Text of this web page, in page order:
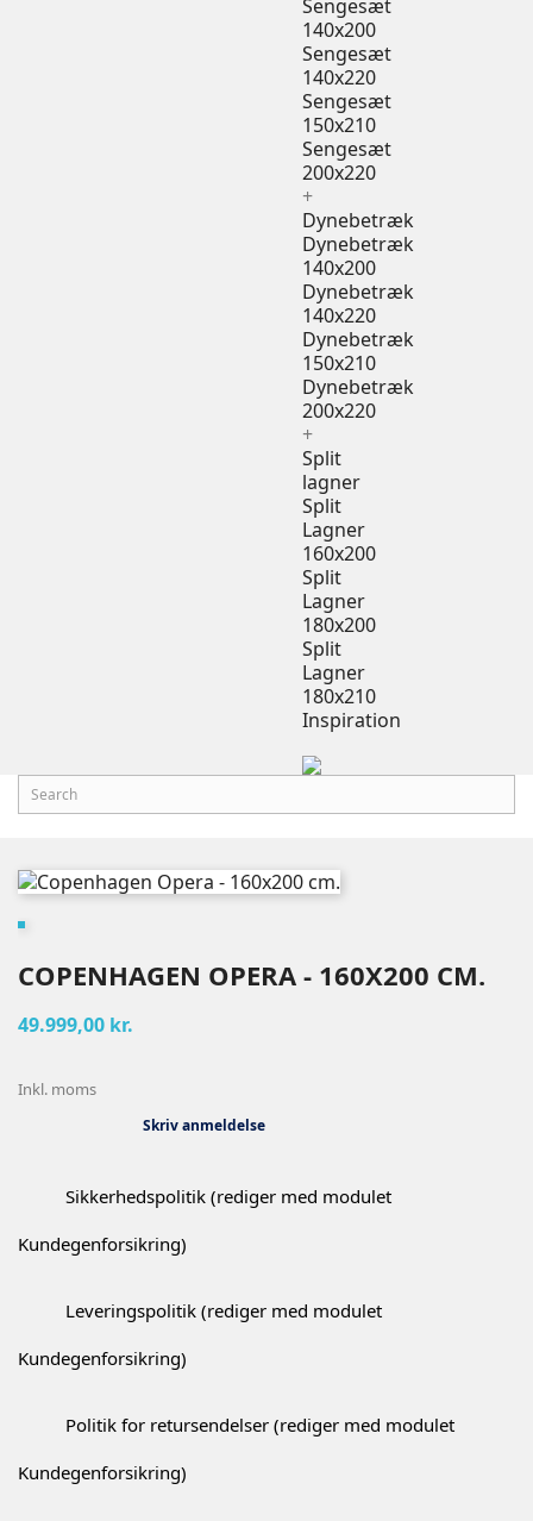
Sengesæt
140x200
Sengesæt
140x220
Sengesæt
150x210
Sengesæt
200x220
+
Dynebetræk
Dynebetræk
140x200
Dynebetræk
140x220
Dynebetræk
150x210
Dynebetræk
200x220
+
Split
lagner
Split
Lagner
160x200
Split
Lagner
180x200
Split
Lagner
180x210
Inspiration
COPENHAGEN OPERA - 160X200 CM.
49.999,00 kr.
Inkl. moms
Skriv anmeldelse
Sikkerhedspolitik (rediger med modulet
Kundegenforsikring)
Leveringspolitik (rediger med modulet
Kundegenforsikring)
Politik for retursendelser (rediger med modulet
Kundegenforsikring)